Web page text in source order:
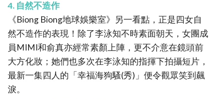
4. 自然不造作
《Biong Biong地球娛樂室》另一看點，正是四女自
然不造作的表現！除了李泳知不時素面朝天，女團成
員MIMI和俞真亦經常素顏上陣，更不介意在鏡頭前
大方化妝；她們也多次在李泳知的指揮下拍攝短片，
最新一集四人的「幸福海狗騷(秀)」便令觀眾笑到飆
淚。